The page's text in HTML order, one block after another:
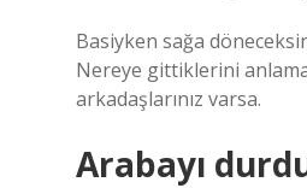
Basiyken sağa
Nereye gittiklerini
arkadaşlarınız varsa.
Arabayı